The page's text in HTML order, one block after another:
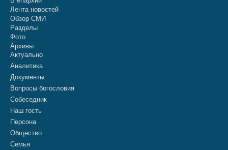
Лента новостей
Обзор СМИ
Разделы
Фото
Архивы
Актуально
Аналитика
Документы
Вопросы богословия
Собеседник
Наш гость
Персона
Общество
Семья